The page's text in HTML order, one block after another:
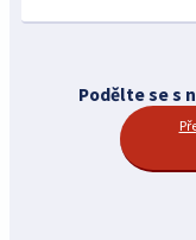
Podělte se s